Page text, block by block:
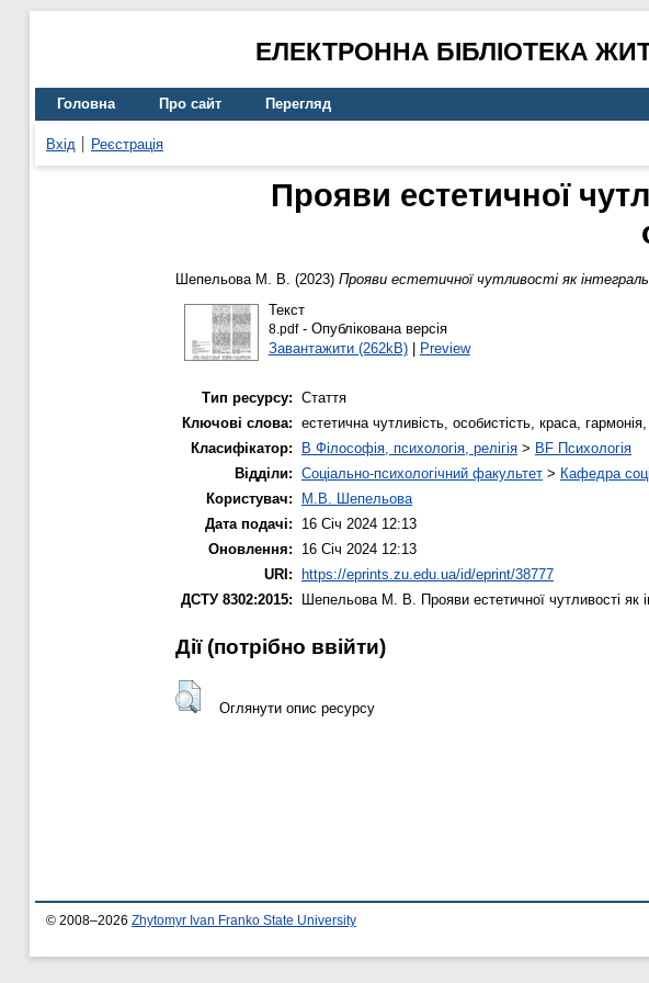
ЕЛЕКТРОННА БІБЛІОТЕКА
Головна Про сайт Перегляд
Вхід Реєстрація
Прояви естетичної
Шепельова М. В. (2023) Прояви естетичної чутливості як
Текст
8.pdf- Опублікована версія
Завантажити (262kB)| Preview
Тип ресурсу: Стаття
Ключові слова: естетична чутливість, особистість, краса,
Класифікатор:
B Філософія, психологія, релігія > BF Психологія
Відділи: Соціально-психологічний факультет > Кафедра
Користувач:
М.В. Шепельова
Дата подачі:
16 Січ 2024 12:13
Оновлення:
16 Січ 2024 12:13
URI:
https://eprints.zu.edu.ua/id/eprint/38777
ДСТУ 8302:2015:
Шепельова М. В. Прояви естетичної чутливості як
Дії ​​(потрібно ввійти)
Оглянути опис ресурсу
© 2008–2026 Zhytomyr Ivan Franko State University